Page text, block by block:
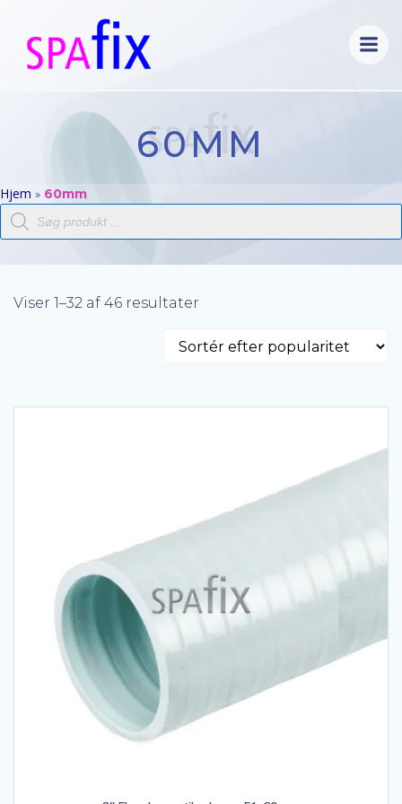
60MM
Hjem » 60mm
Products
search
Viser 1–32 af 46 resultater